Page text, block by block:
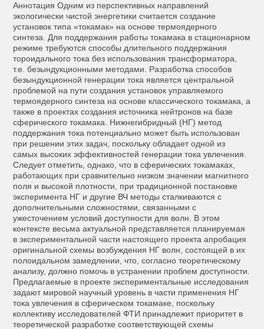
Аннотация Одним из перспективных направлений
экологически чистой энергетики считается создание
установок типа «токамак» на основе термоядерного
синтеза. Для поддержания работы токамака в стационарном
режиме требуются способы длительного поддержания
тороидального тока без использования трансформатора,
т.е. безындукционными методами. Разработка способов
безындукционной генерации тока является центральной
проблемой на пути создания установок управляемого
термоядерного синтеза на основе классического токамака, а
также в проектах создания источника нейтронов на базе
сферического токамака. Нижнегибридный (НГ) метод
поддержания тока потенциально может быть использован
при решении этих задач, поскольку обладает одной из
самых высоких эффективностей генерации тока увлечения.
Следует отметить, однако, что в сферических токамаках,
работающих при сравнительно низком значении магнитного
поля и высокой плотности, при традиционной постановке
эксперимента НГ и другие ВЧ методы сталкиваются с
дополнительными сложностями, связанными с
ужесточением условий доступности для волн. В этом
контексте весьма актуальной представляется планируемая
в экспериментальной части настоящего проекта апробация
оригинальной схемы возбуждения НГ волн, состоящей в их
полоидальном замедлении, что, согласно теоретическому
анализу, должно помочь в устранении проблем доступности.
Предлагаемые в проекте экспериментальные исследования
задают мировой научный уровень в части применения НГ
тока увлечения в сферическом токамаке, поскольку
коллективу исследователей ФТИ принадлежит приоритет в
теоретической разработке соответствующей схемы